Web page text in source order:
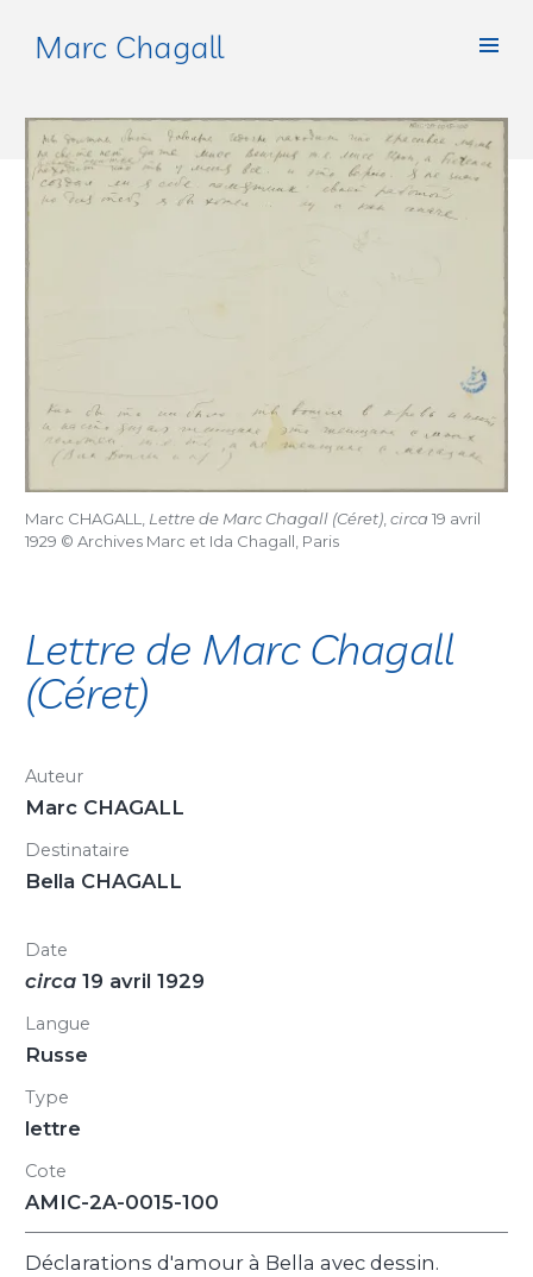
Marc Chagall
Marc CHAGALL, Lettre de Marc Chagall (Céret),circa 19 avril
1929 © Archives Marc et Ida Chagall, Paris
Lettre de Marc Chagall
(Céret)
Auteur
Marc CHAGALL
Destinataire
Bella CHAGALL
Date
circa 19 avril 1929
Langue
Russe
Type
lettre
Cote
AMIC-2A-0015-100
Déclarations d'amour à Bella avec dessin.